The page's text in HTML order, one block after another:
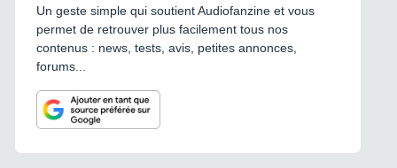
Un geste simple qui soutient Audiofanzine et vous
permet de retrouver plus facilement tous nos
contenus : news, tests, avis, petites annonces,
forums...